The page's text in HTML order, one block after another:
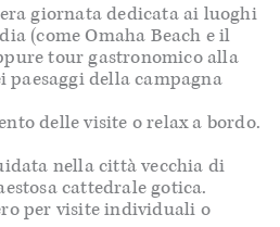
giornata dedicata ai luoghi
(come Omaha Beach e il
tour gastronomico alla
paesaggi della campagna
delle visite o relax a bordo.
nella città vecchia di
cattedrale gotica.
per visite individuali o